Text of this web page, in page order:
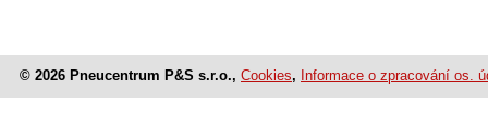
© 2026 Pneucentrum P&S s.r.o., Cookies, Informace o zpracování os.